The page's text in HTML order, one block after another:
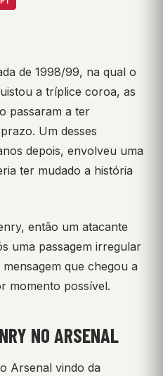
de 1998/99, na qual o
a tríplice coroa, as
passaram a ter
Um desses
depois, envolveu uma
ter mudado a história
então um atacante
uma passagem irregular
que chegou a
momento possível.
NO ARSENAL
Arsenal vindo da